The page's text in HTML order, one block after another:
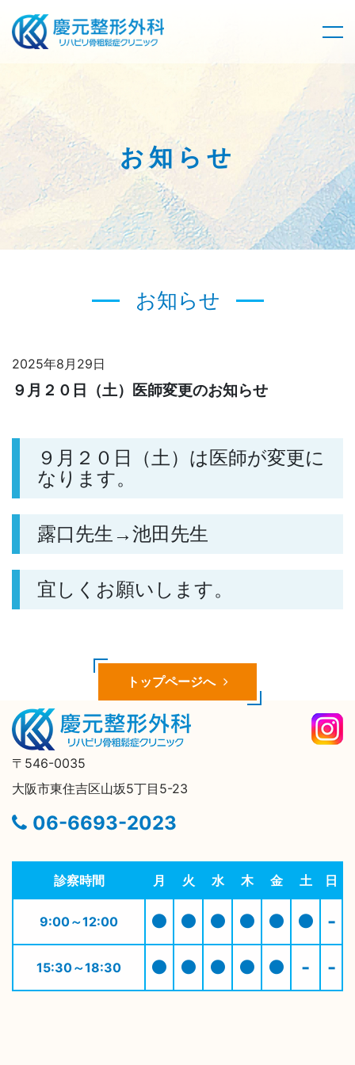
お知らせ
お知らせ
2025年8月29日
９月２０日（土）医師変更のお知らせ
９月２０日（土）は医師が変更に
なります。
露口先生→池田先生
宜しくお願いします。
トップページへ
〒546-0035
大阪市東住吉区山坂5丁目5-23
06-6693-2023
診察時間 月 火 水 木 金 土 日
9:00～12:00 ● ● ● ● ● ● -
15:30～18:30 ● ● ● ● ● - -